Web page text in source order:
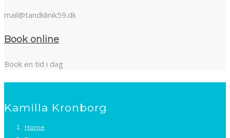
mail@tandklinik59.dk
Book online
Book en tid i dag
Kamilla Kronborg
Home